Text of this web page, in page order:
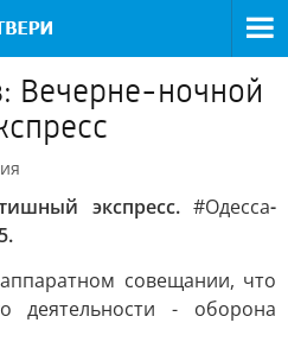
Вечерне-ночной
экспресс. #Одесса-
совещании, что
деятельности - оборона